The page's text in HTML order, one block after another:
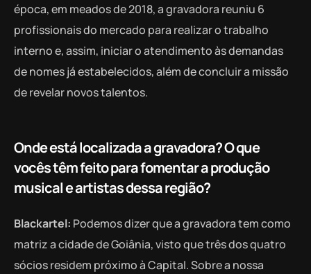
época, em meados de 2018, a gravadora reuniu 6
profissionais do mercado para realizar o trabalho
interno e, assim, iniciar o atendimento às demandas
de nomes já estabelecidos, além de concluir a missão
de revelar novos talentos.
Onde está localizada a gravadora? O que
vocês têm feito para fomentar a produção
musical e artistas dessa região?
Blackartel: Podemos dizer que a gravadora tem como
matriz a cidade de Goiânia, visto que três dos quatro
sócios residem próximo à Capital. Sobre a nossa